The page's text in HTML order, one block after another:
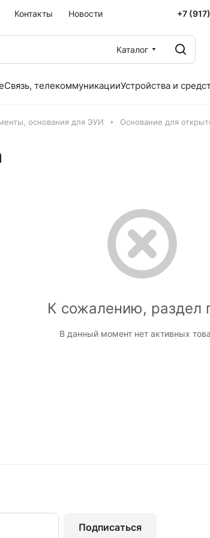
Контакты Новости +7
Каталог
Связь, телекоммуникацииУстройства и
основания для ЭУИ Основание для
К сожалению, раздел
В данный момент нет активных
Подписаться